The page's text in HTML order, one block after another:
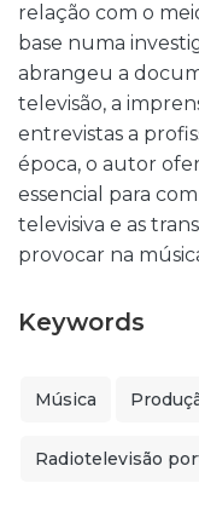
relação com o
base numa
abrangeu a
televisão, a
entrevistas a
época, o autor
essencial para
televisiva e as
provocar na
Keywords
Música
Radiotelevisão